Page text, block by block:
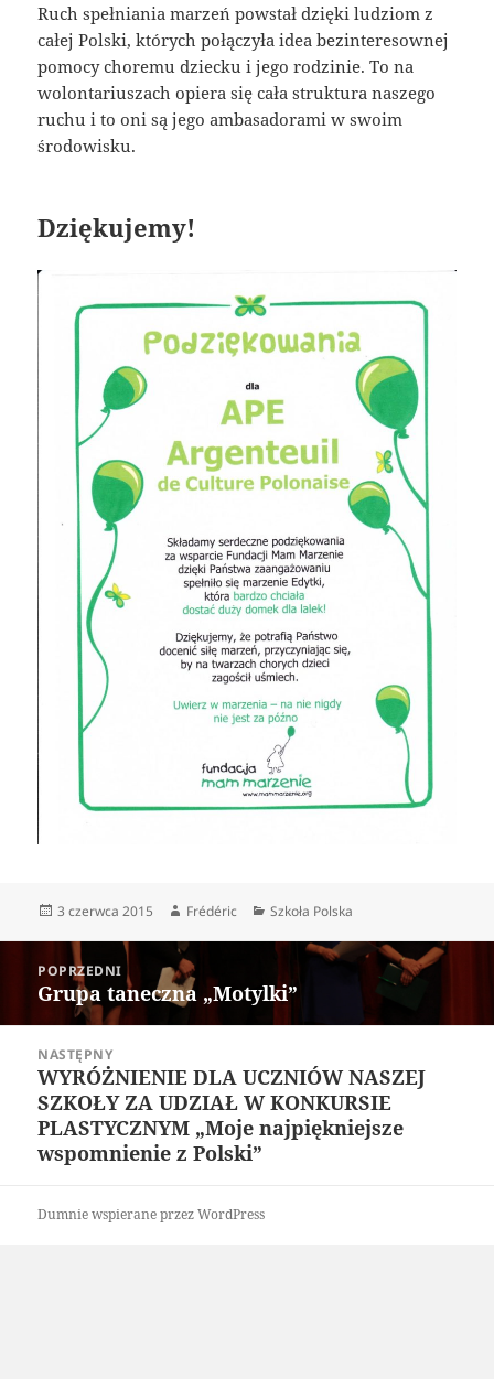
Ruch spełniania marzeń powstał dzięki ludziom z
całej Polski, których połączyła idea bezinteresownej
pomocy choremu dziecku i jego rodzinie. To na
wolontariuszach opiera się cała struktura naszego
ruchu i to oni są jego ambasadorami w swoim
środowisku.
Dziękujemy!
Data
3 czerwca 2015 Autor
Frédéric Kategorie
Szkoła Polska
Nawigacja
wpisuPOPRZEDNI
Poprzedni
wpis:
Grupa taneczna „Motylki”
NASTĘPNY
Następny
wpis:
WYRÓŻNIENIE DLA UCZNIÓW NASZEJ
SZKOŁY ZA UDZIAŁ W KONKURSIE
PLASTYCZNYM „Moje najpiękniejsze
wspomnienie z Polski”
Dumnie wspierane przez WordPress